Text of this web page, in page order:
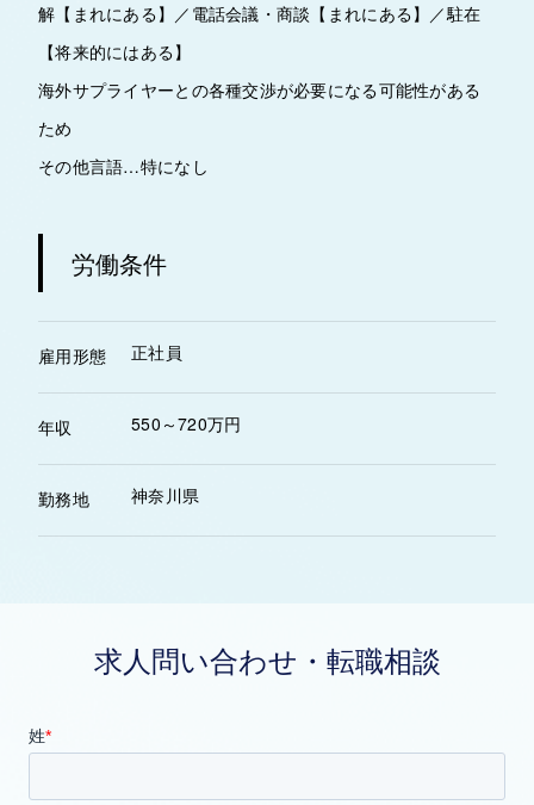
解【まれにある】／電話会議・商談【まれにある】／駐在
【将来的にはある】
海外サプライヤーとの各種交渉が必要になる可能性がある
ため
その他言語…特になし
労働条件
雇用形態 正社員
年収 550～720万円
勤務地 神奈川県
求人問い合わせ・転職相談